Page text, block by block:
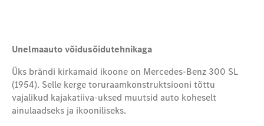
Unelmaauto võidusõidutehnikaga
Üks brändi kirkamaid ikoone on Mercedes‑Benz 300 SL
(1954). Selle kerge toruraamkonstruktsiooni tõttu
vajalikud kajakatiiva-uksed muutsid auto koheselt
ainulaadseks ja ikooniliseks.